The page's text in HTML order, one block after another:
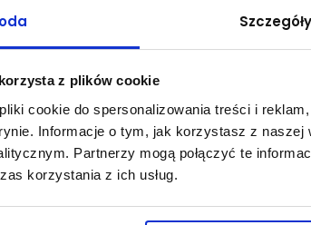
Szczegóły
z plików cookie
cookie do spersonalizowania treści i
Informacje o tym, jak korzystasz z naszej
Partnerzy mogą połączyć te
korzystania z ich usług.